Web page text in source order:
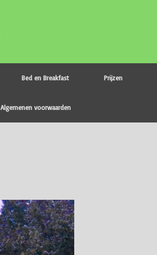
Bed en Breakfast Prijzen
Algemenen voorwaarden